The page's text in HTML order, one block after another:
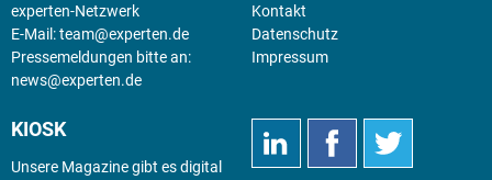
experten-Netzwerk
E-Mail:team@experten.de
Pressemeldungen bitte an:
news@experten.de
Kontakt
Datenschutz
Impressum
KIOSK
Unsere Magazine gibt es digital